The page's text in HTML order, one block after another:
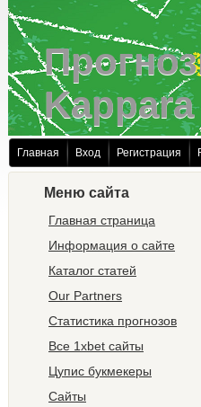
Kappara
Главная Вход Регистрация
Меню сайта
Главная страница
Информация о сайте
Каталог статей
Our Partners
Статистика прогнозов
Все 1xbet сайты
Цупис букмекеры
Сайты